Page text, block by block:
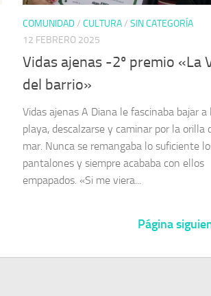
COMUNIDAD/ CULTURA/ SIN CATEGORÍA
12 FEBRERO 2025
Vidas ajenas -2º premio «La
del barrio»
Vidas ajenas A Diana le fascinaba bajar a
playa, descalzarse y caminar por la orilla
mar. Nunca se remangaba lo suficiente
pantalones y siempre acababa con ellos
empapados. «Si me viera...
Página